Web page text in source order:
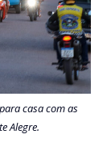
casa com as
Alegre.